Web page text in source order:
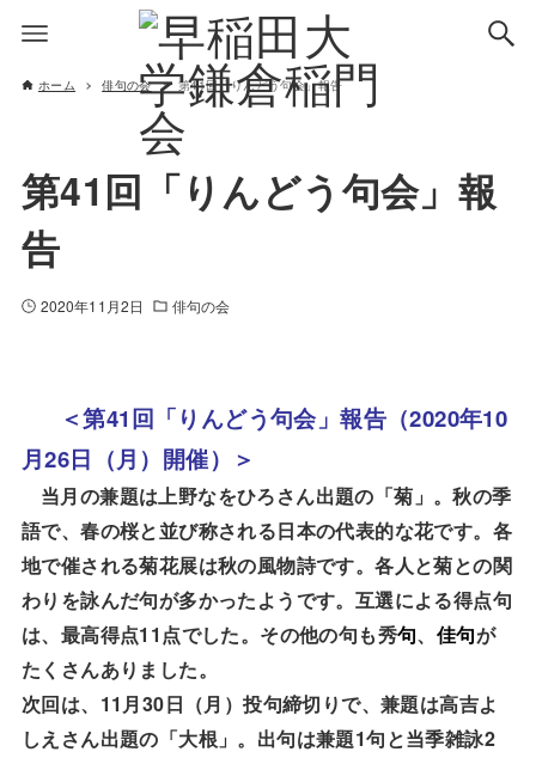
ホーム 俳句の会 第41回「りんどう句会」報告
第41回「りんどう句会」報
告
2020年11月2日 俳句の会
＜第41 回「りんどう句会」報告（2020年10
月26 日（月）開催）＞
当月の兼題は上野なをひろさん出題の「菊」。秋の季
語で、春の桜と並び称される日本の代表的な花です。各
地で催される菊花展は秋の風物詩です。各人と菊との関
わりを詠んだ句が多かったようです。互選による得点句
は、最高得点11 点でした。その他の句も秀句、 佳句が
たくさんありました。
次回は、 11 月 30 日（月）投句締切りで、兼題は高吉よ
しえさん出題の「大根」。出句は兼題1句と当季雑詠2